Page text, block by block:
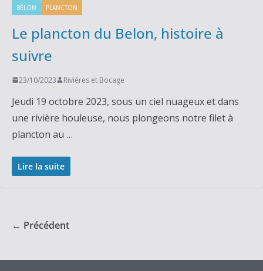
BÉLON PLANCTON
Le plancton du Belon, histoire à
suivre
23/10/2023 Rivières et Bocage
Jeudi 19 octobre 2023, sous un ciel nuageux et dans
une rivière houleuse, nous plongeons notre filet à
plancton au …
Lire la suite
← Précédent